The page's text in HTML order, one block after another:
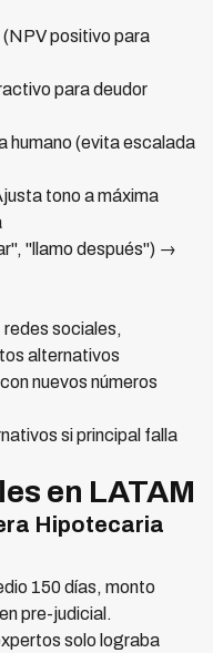
positivo para
para deudor
humano (evita escalada
tono a máxima
"llamo después") →
redes sociales,
alternativos
nuevos números
si principal falla
en LATAM
Hipotecaria
150 días, monto
pre-judicial.
solo lograba